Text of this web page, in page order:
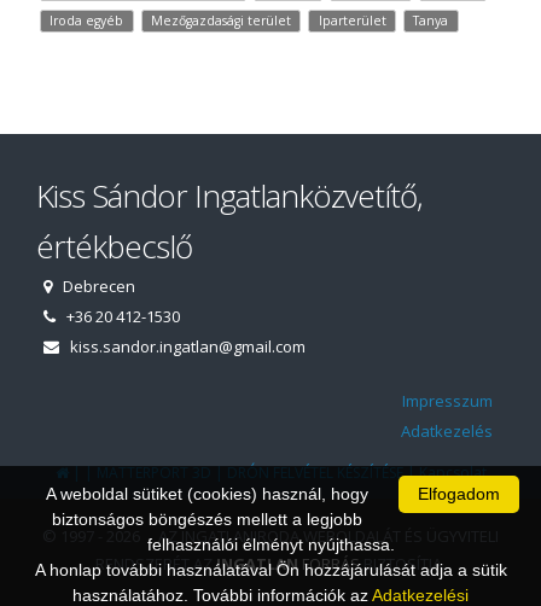
Iroda egyéb
Mezőgazdasági terület Iparterület Tanya
Kiss Sándor Ingatlanközvetítő,
értékbecslő
Debrecen
+36 20 412-1530
kiss.sandor.ingatlan@gmail.com
Impresszum
Adatkezelés
||MATTERPORT 3D|DRÓN FELVÉTEL KÉSZÍTÉSE|Kapcsolat
© 1997 - 2026 AZ INGATLANIRODA WEBOLDALÁT ÉS ÜGYVITELI
RENDSZERÉT AZINGATLAN FORRÁSBIZTOSÍTJA.
Elfogadom
A weboldal sütiket (cookies) használ, hogy
biztonságos böngészés mellett a legjobb
felhasználói élményt nyújthassa.
A honlap további használatával Ön hozzájárulását adja a sütik
használatához. További információk azAdatkezelési